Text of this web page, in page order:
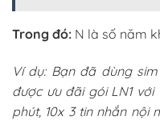
Trong đó: N là số năm
Ví dụ: Bạn đã dùng
được ưu đãi gói LN1
phút, 10x 3 tin nhắn nội